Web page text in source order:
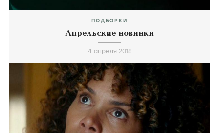
ПОДБОРКИ
Апрельские новинки
4 апреля 2018